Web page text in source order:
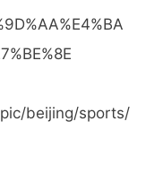
beijing/sports/